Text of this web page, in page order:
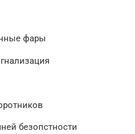
фары
безопстности